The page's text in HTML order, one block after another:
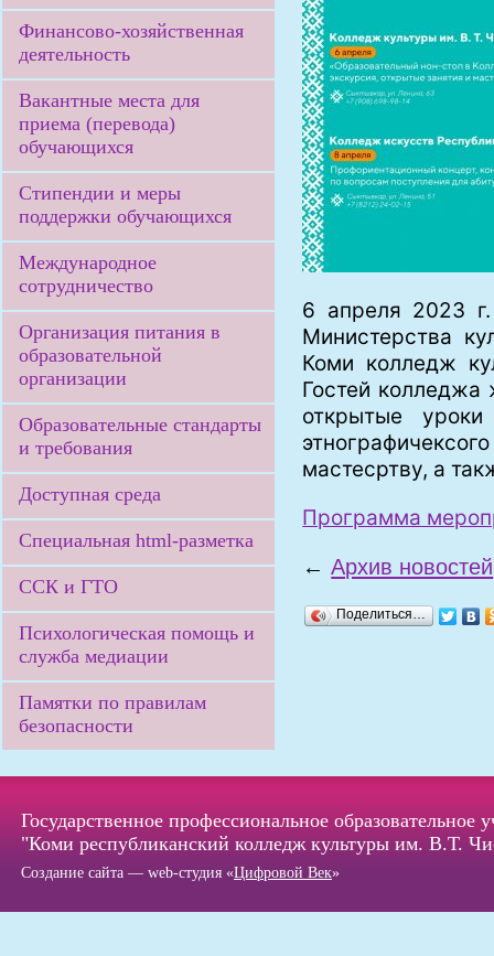
Финансово-хозяйственная
деятельность
Вакантные места для
приема (перевода)
обучающихся
Стипендии и меры
поддержки обучающихся
Международное
сотрудничество
Организация питания в
образовательной
организации
Образовательные стандарты
и требования
Доступная среда
Специальная html-разметка
ССК и ГТО
Психологическая помощь и
служба медиации
Памятки по правилам
безопасности
6 апреля 2023
Министерства
Коми колледж
Гостей колледжа
открытые
мастесртву, а
Программа
←Архив новостей
Поделиться…
Государственное профессиональное
"Коми республиканский колледж культуры им. В.Т.
Создание сайта — web-студия «Цифровой Век»